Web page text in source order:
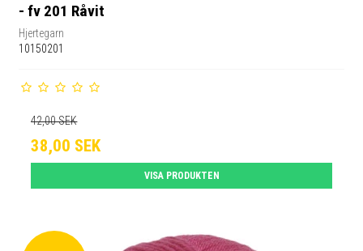
- fv 201 Råvit
Hjertegarn
10150201
42,00 SEK
38,00 SEK
VISA PRODUKTEN